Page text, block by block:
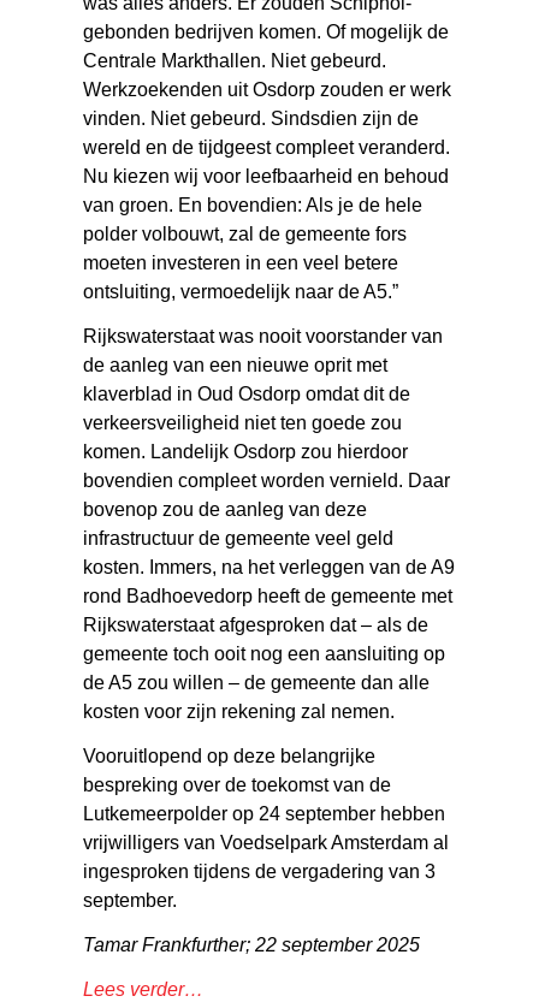
gebonden bedrijven komen. Of mogelijk de
Centrale Markthallen. Niet gebeurd.
Werkzoekenden uit Osdorp zouden er werk
vinden. Niet gebeurd. Sindsdien zijn de
wereld en de tijdgeest compleet veranderd.
Nu kiezen wij voor leefbaarheid en behoud
van groen. En bovendien: Als je de hele
polder volbouwt, zal de gemeente fors
moeten investeren in een veel betere
ontsluiting, vermoedelijk naar de A5.”
Rijkswaterstaat was nooit voorstander van
de aanleg van een nieuwe oprit met
klaverblad in Oud Osdorp omdat dit de
verkeersveiligheid niet ten goede zou
komen. Landelijk Osdorp zou hierdoor
bovendien compleet worden vernield. Daar
bovenop zou de aanleg van deze
infrastructuur de gemeente veel geld
kosten. Immers, na het verleggen van de A9
rond Badhoevedorp heeft de gemeente met
Rijkswaterstaat afgesproken dat – als de
gemeente toch ooit nog een aansluiting op
de A5 zou willen – de gemeente dan alle
kosten voor zijn rekening zal nemen.
Vooruitlopend op deze belangrijke
bespreking over de toekomst van de
Lutkemeerpolder op 24 september hebben
vrijwilligers van Voedselpark Amsterdam al
ingesproken tijdens de vergadering van 3
september.
Tamar Frankfurther; 22 september 2025
Lees verder…